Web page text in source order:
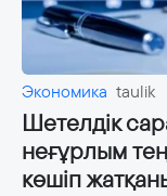
Экономика taulik
Шетелдік
неғұрлым
көшіп